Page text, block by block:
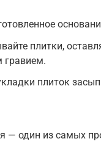
плитки,
гравием.
плиток
— один из самых